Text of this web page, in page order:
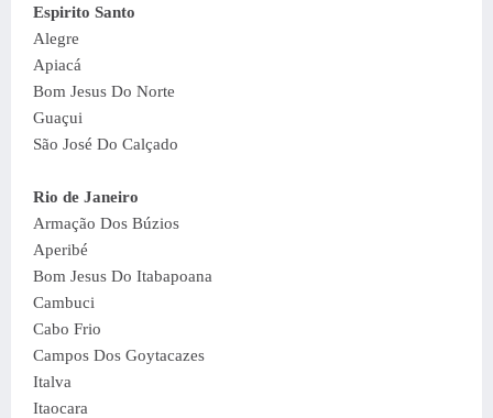
Espirito Santo
Alegre
Apiacá
Bom Jesus Do Norte
Guaçui
São José Do Calçado
Rio de Janeiro
Armação Dos Búzios
Aperibé
Bom Jesus Do Itabapoana
Cambuci
Cabo Frio
Campos Dos Goytacazes
Italva
Itaocara